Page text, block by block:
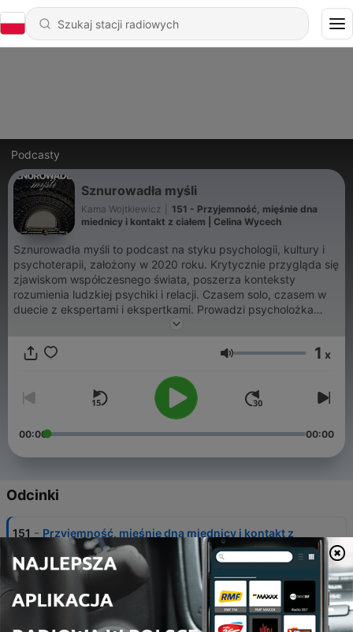
Podcasty
Sznurowadła myśli
Kama Wojtkiewicz
151 - Przyjemność, mięśnie dna
miednicy i kontakt z ciałem | Celina Wycech
Sznurowadła myśli to podcast na styku psychologii, kultury i
psychoterapii, założony w 2020 roku. Krytycznie przygląda się
zjawiskom współczesnego świata, poszerza konteksty
rozumienia ludzkiej psychiki i relacji. Czasem solo, czasem w
duecie z ekspertami i ekspertkami. Prowadzi psycholożka
Głośność 1 x
00:00 00:00
Odcinki
151 - Przyjemność, mięśnie dna miednicy i kontakt z
ciałem | Celina Wycech
06 lip 2026
150 - O rozstaniach z przyjaciółmi